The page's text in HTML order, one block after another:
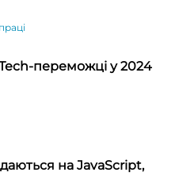
Tech-переможці у 2024
на JavaScript,